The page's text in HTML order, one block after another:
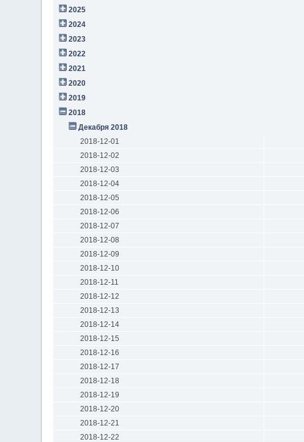
2025
2024
2023
2022
2021
2020
2019
2018
Декабря 2018
2018-12-01
2018-12-02
2018-12-03
2018-12-04
2018-12-05
2018-12-06
2018-12-07
2018-12-08
2018-12-09
2018-12-10
2018-12-11
2018-12-12
2018-12-13
2018-12-14
2018-12-15
2018-12-16
2018-12-17
2018-12-18
2018-12-19
2018-12-20
2018-12-21
2018-12-22